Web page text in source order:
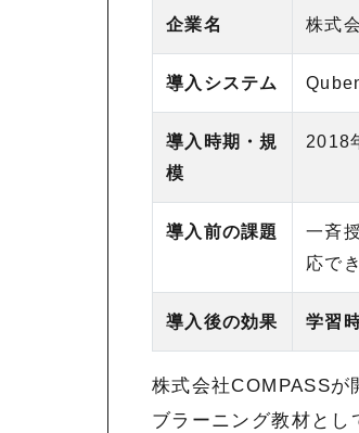
企業名 株式
導入システム
導入時期・規
模
2018
導入前の課題
一斉
応で
導入後の効果 学習
株式会社COMPASSが
ブラーニング教材と